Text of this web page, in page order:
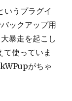
うプラグイ
ックアップ用
暴走を起こし
使っていま
がちゃ